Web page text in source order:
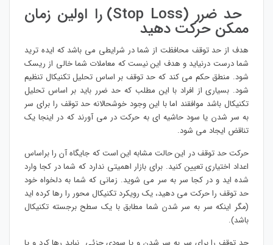
حد ضرر (Stop Loss) را اولین زمان
ممکن حرکت دهید
هدف از حد توقف محافظت از شما در شرایطی می باشد که ایده ترید
شما درست درنیاید و هدف این نیست که معاملات شما خالی از ریسک
شود. منطق حکم می کند که حد توقف بر اساس تحلیل تکنیکال تنظیم
شود. بسیاری از افراد با این مطلب که حد ضرر باید بر اساس تحلیل
تکنیکال باشد موافقند اما با این وجود خوشحالانه حد توقف را برای سر
به سر شدن یا سود حاشیه ای به حرکت در می آورند که در اینجا یک
تناقض ایجاد می شود.
حرکت حد توقف در این حالت مشابه این است که جایگاه آن را براساس
اعداد اختیاری تعیین کنید. برای بازار اهمیتی ندارد که شما در کجا وارد
شده اید و در کجا سر به سر می شوید. زمانی که شما به دلخواه خود
حد توقف را حرکت می دهید، یک رویکرد تکنیکال محور را رها کرده اید
(مگر اینکه سر به سر شدن شما مطابق با یک سطح برجسته تکنیکال
باشد).